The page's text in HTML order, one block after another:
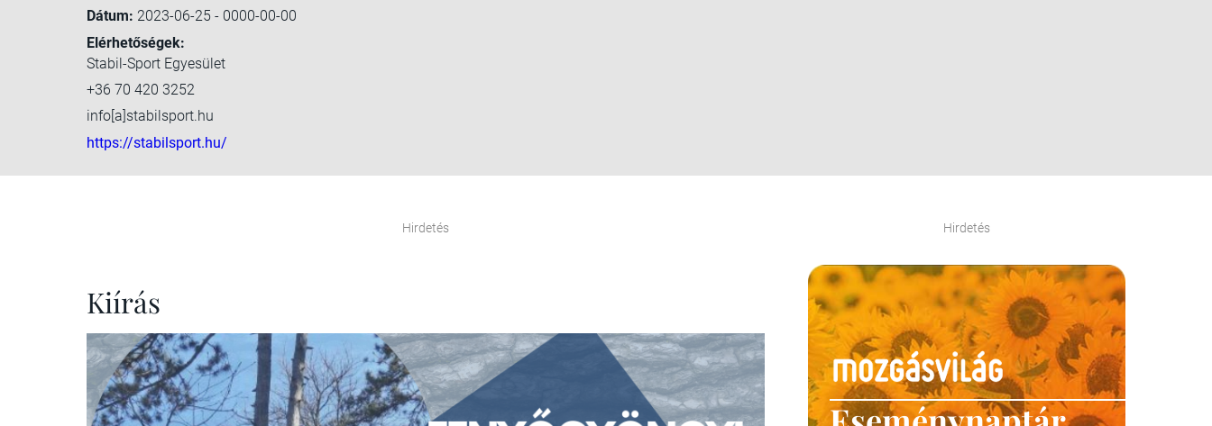
Dátum: 2023-06-25 - 0000-00-00
Elérhetőségek:
Stabil-Sport Egyesület
+36 70 420 3252
info[a]stabilsport.hu
https://stabilsport.hu/
Hirdetés
Kiírás
Hirdetés